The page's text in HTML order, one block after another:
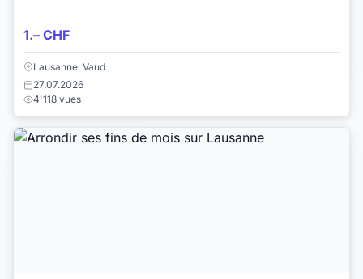
1.– CHF
Lausanne, Vaud
27.07.2026
4'118 vues